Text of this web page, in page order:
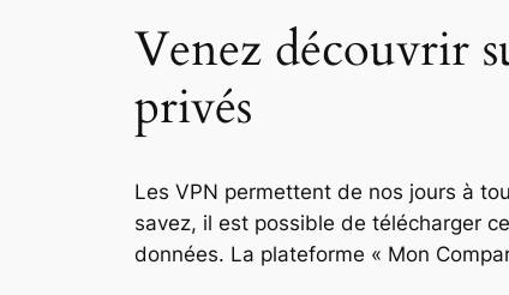
Venez découvrir
privés
Les VPN permettent de nos jours à
savez, il est possible de télécharger
données. La plateforme « Mon